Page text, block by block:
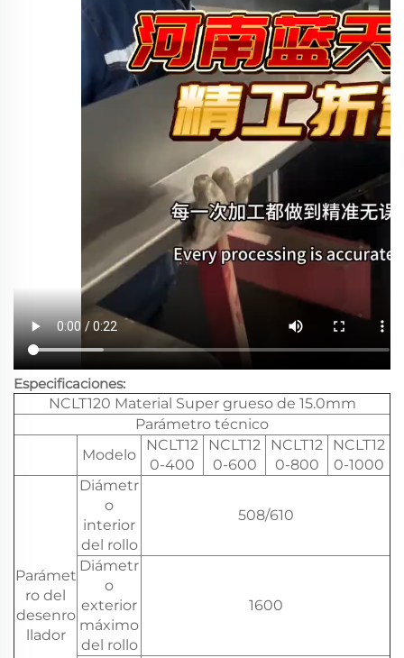
Especificaciones:
NCLT120 Material Super grueso de 15.0mm
Parámetro técnico
Modelo
NCLT12
0-400
NCLT12
0-600
NCLT12
0-800
NCLT12
0-1000
Parámet
ro del
desenro
llador
Diámetr
o
interior
del rollo
508/610
Diámetr
o
exterior
máximo
del rollo
1600